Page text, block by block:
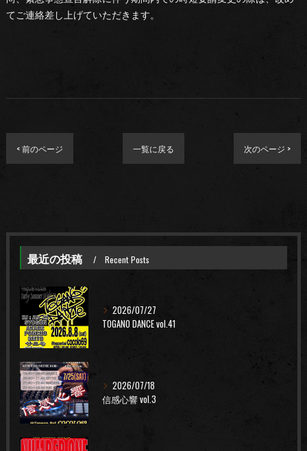
てご連絡差し上げていただきます。
< 前のページ 一覧に戻る 次のページ >
最近の投稿 Recent Posts
2026/07/27
TOGANO DANCE vol.41
2026/07/18
信感心響 vol.3